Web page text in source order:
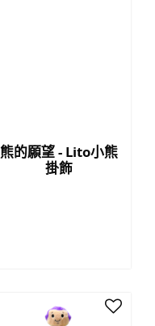
熊的願望 - Lito小熊
掛飾